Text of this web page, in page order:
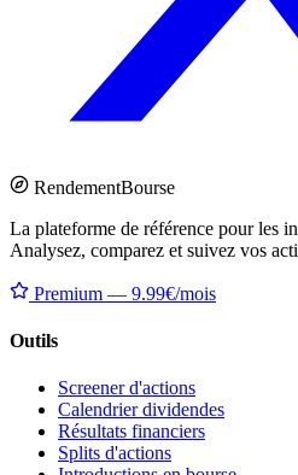
RendementBourse
La plateforme de référence pour les
Analysez, comparez et suivez vos
Premium — 9.99€/mois
Outils
Screener d'actions
Calendrier dividendes
Résultats financiers
Splits d'actions